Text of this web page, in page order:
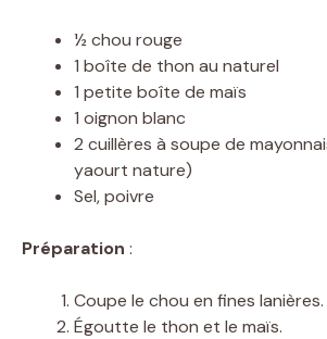
½ chou rouge
1 boîte de thon au naturel
1 petite boîte de maïs
1 oignon blanc
2 cuillères à soupe de
yaourt nature)
Sel, poivre
Préparation :
Coupe le chou en fines lanières.
Égoutte le thon et le maïs.